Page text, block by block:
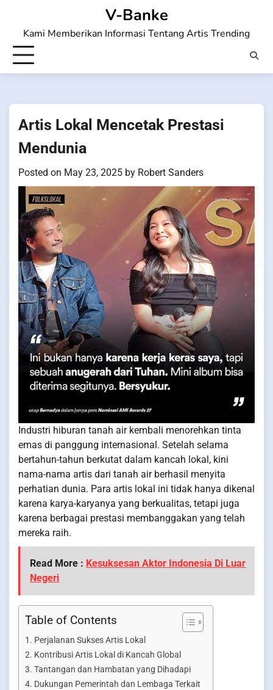
content
V-Banke
Kami Memberikan Informasi Tentang Artis Trending
Artis Lokal Mencetak Prestasi
Mendunia
Posted on May 23, 2025 by Robert Sanders
Industri hiburan tanah air kembali menorehkan tinta
emas di panggung internasional. Setelah selama
bertahun-tahun berkutat dalam kancah lokal, kini
nama-nama artis dari tanah air berhasil menyita
perhatian dunia. Para artis lokal ini tidak hanya dikenal
karena karya-karyanya yang berkualitas, tetapi juga
karena berbagai prestasi membanggakan yang telah
mereka raih.
Read More : Kesuksesan Aktor Indonesia Di Luar
Negeri
Table of Contents
Perjalanan Sukses Artis Lokal
Kontribusi Artis Lokal di Kancah Global
Tantangan dan Hambatan yang Dihadapi
Dukungan Pemerintah dan Lembaga Terkait